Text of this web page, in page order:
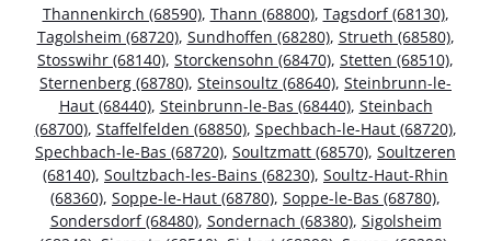
Thannenkirch (68590), Thann (68800), Tagsdorf (68130),
Tagolsheim (68720), Sundhoffen (68280), Strueth (68580),
Stosswihr (68140), Storckensohn (68470), Stetten (68510),
Sternenberg (68780), Steinsoultz (68640), Steinbrunn-le-
Haut (68440), Steinbrunn-le-Bas (68440), Steinbach
(68700), Staffelfelden (68850), Spechbach-le-Haut (68720),
Spechbach-le-Bas (68720), Soultzmatt (68570), Soultzeren
(68140), Soultzbach-les-Bains (68230), Soultz-Haut-Rhin
(68360), Soppe-le-Haut (68780), Soppe-le-Bas (68780),
Sondersdorf (68480), Sondernach (68380), Sigolsheim